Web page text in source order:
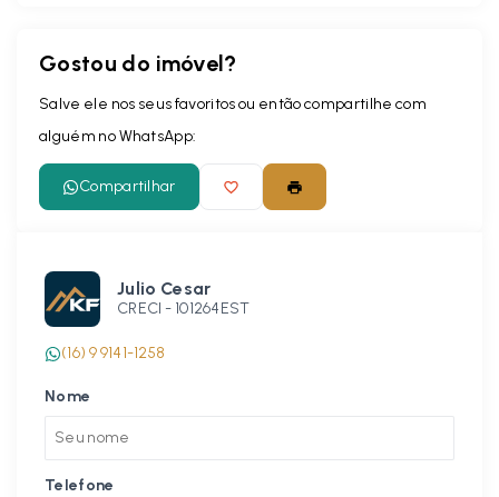
Gostou do imóvel?
Salve ele nos seus favoritos ou então compartilhe com
alguém no WhatsApp:
Compartilhar
Julio Cesar
CRECI - 101264EST
(16) 9 9141-1258
Nome
Telefone